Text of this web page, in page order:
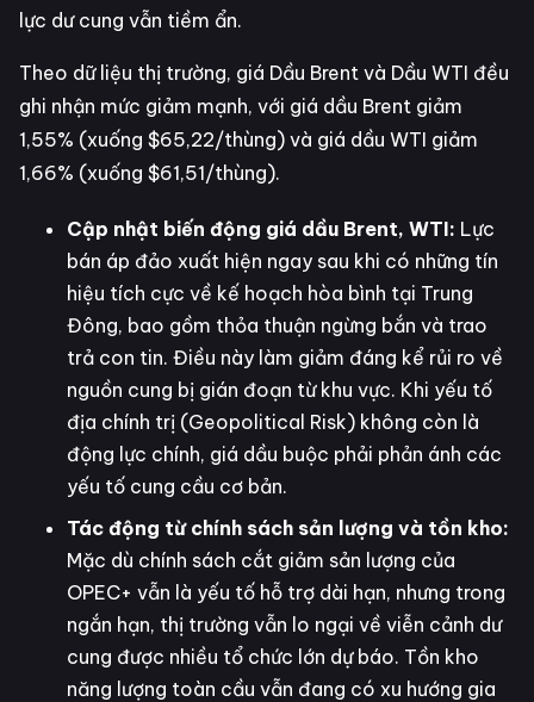
lực dư cung vẫn tiềm ẩn.
Theo dữ liệu thị trường, giá Dầu Brent và Dầu WTI đều
ghi nhận mức giảm mạnh, với giá dầu Brent giảm
1,55% (xuống $65,22/thùng) và giá dầu WTI giảm
1,66% (xuống $61,51/thùng).
Cập nhật biến động giá dầu Brent, WTI: Lực
bán áp đảo xuất hiện ngay sau khi có những tín
hiệu tích cực về kế hoạch hòa bình tại Trung
Đông, bao gồm thỏa thuận ngừng bắn và trao
trả con tin. Điều này làm giảm đáng kể rủi ro về
nguồn cung bị gián đoạn từ khu vực. Khi yếu tố
địa chính trị (Geopolitical Risk) không còn là
động lực chính, giá dầu buộc phải phản ánh các
yếu tố cung cầu cơ bản.
Tác động từ chính sách sản lượng và tồn kho:
Mặc dù chính sách cắt giảm sản lượng của
OPEC+ vẫn là yếu tố hỗ trợ dài hạn, nhưng trong
ngắn hạn, thị trường vẫn lo ngại về viễn cảnh dư
cung được nhiều tổ chức lớn dự báo. Tồn kho
năng lượng toàn cầu vẫn đang có xu hướng gia